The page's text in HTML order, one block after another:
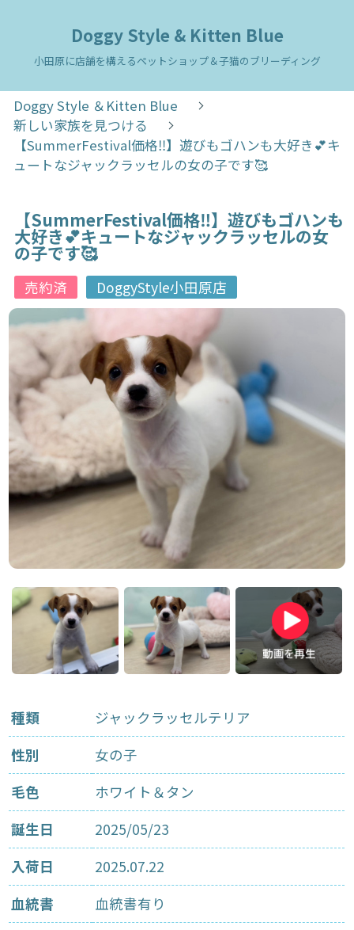
Doggy Style & Kitten Blue
小田原に店舗を構えるペットショップ＆子猫のブリーディング
Doggy Style ＆Kitten Blue
新しい家族を見つける
【SummerFestival価格‼️】遊びもゴハンも大好き💕キ
ュートなジャックラッセルの女の子です🥰
【SummerFestival価格‼️】遊びもゴハンも
大好き💕キュートなジャックラッセルの女
の子です🥰
売約済 DoggyStyle小田原店
種類
ジャックラッセルテリア
性別
女の子
毛色
ホワイト＆タン
誕生日
2025/05/23
入荷日
2025.07.22
血統書
血統書有り